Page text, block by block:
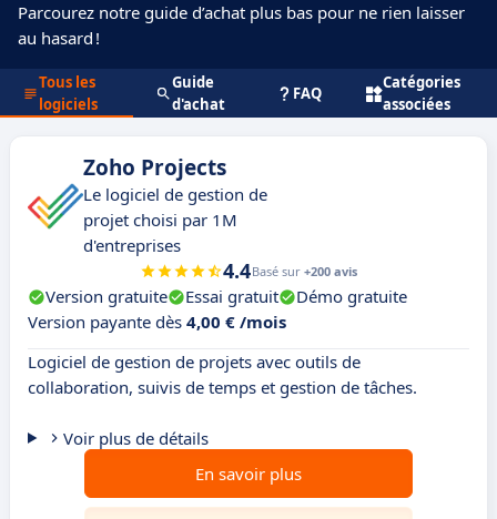
Parcourez notre guide d’achat plus bas pour ne rien laisser
au hasard !
Tous les
logiciels
Guide
d'achat
FAQ
Catégories
associées
Zoho Projects
Le logiciel de gestion de
projet choisi par 1M
d'entreprises
4.4Basé sur +200 avis
Version gratuite Essai gratuit
Démo gratuite
Version payante dès 4,00 € /mois
Logiciel de gestion de projets avec outils de
collaboration, suivis de temps et gestion de tâches.
Voir plus de détails
En savoir plus